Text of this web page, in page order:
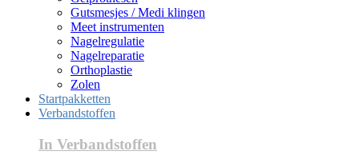
Gutsmesjes / Medi klingen
Meet instrumenten
Nagelregulatie
Nagelreparatie
Orthoplastie
Zolen
Startpakketten
Verbandstoffen
In Verbandstoffen